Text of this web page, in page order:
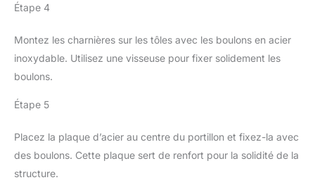
Étape 4
Montez les charnières sur les tôles avec les boulons en acier
inoxydable. Utilisez une visseuse pour fixer solidement les
boulons.
Étape 5
Placez la plaque d’acier au centre du portillon et fixez-la avec
des boulons. Cette plaque sert de renfort pour la solidité de la
structure.